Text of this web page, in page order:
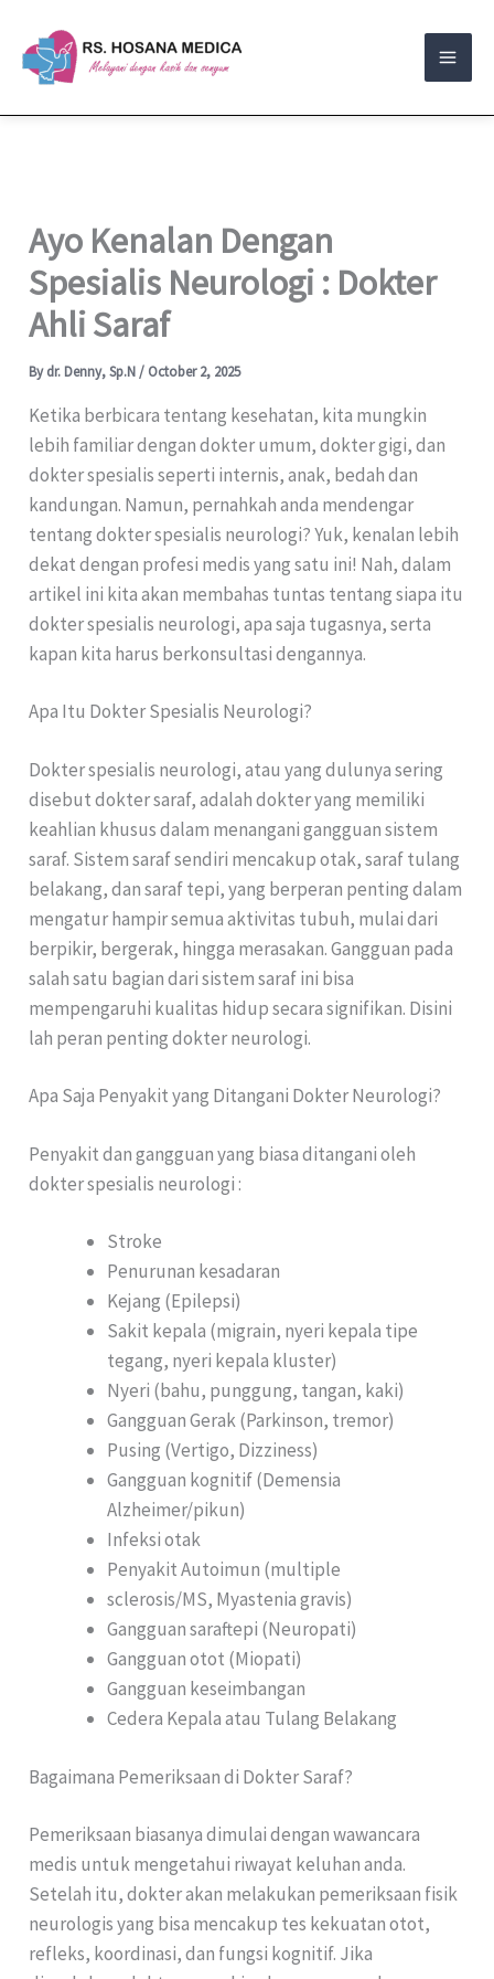
content
Ayo Kenalan Dengan
Spesialis Neurologi : Dokter
Ahli Saraf
Bydr. Denny, Sp.N/ October 2, 2025
Ketika berbicara tentang kesehatan, kita mungkin
lebih familiar dengan dokter umum, dokter gigi, dan
dokter spesialis seperti internis, anak, bedah dan
kandungan. Namun, pernahkah anda mendengar
tentang dokter spesialis neurologi? Yuk, kenalan lebih
dekat dengan profesi medis yang satu ini! Nah, dalam
artikel ini kita akan membahas tuntas tentang siapa itu
dokter spesialis neurologi, apa saja tugasnya, serta
kapan kita harus berkonsultasi dengannya.
Apa Itu Dokter Spesialis Neurologi?
Dokter spesialis neurologi, atau yang dulunya sering
disebut dokter saraf, adalah dokter yang memiliki
keahlian khusus dalam menangani gangguan sistem
saraf. Sistem saraf sendiri mencakup otak, saraf tulang
belakang, dan saraf tepi, yang berperan penting dalam
mengatur hampir semua aktivitas tubuh, mulai dari
berpikir, bergerak, hingga merasakan. Gangguan pada
salah satu bagian dari sistem saraf ini bisa
mempengaruhi kualitas hidup secara signifikan. Disini
lah peran penting dokter neurologi.
Apa Saja Penyakit yang Ditangani Dokter Neurologi?
Penyakit dan gangguan yang biasa ditangani oleh
dokter spesialis neurologi :
Stroke
Penurunan kesadaran
Kejang (Epilepsi)
Sakit kepala (migrain, nyeri kepala tipe
tegang, nyeri kepala kluster)
Nyeri (bahu, punggung, tangan, kaki)
Gangguan Gerak (Parkinson, tremor)
Pusing (Vertigo, Dizziness)
Gangguan kognitif (Demensia
Alzheimer/pikun)
Infeksi otak
Penyakit Autoimun (multiple
sclerosis/MS, Myastenia gravis)
Gangguan saraftepi (Neuropati)
Gangguan otot (Miopati)
Gangguan keseimbangan
Cedera Kepala atau Tulang Belakang
Bagaimana Pemeriksaan di Dokter Saraf?
Pemeriksaan biasanya dimulai dengan wawancara
medis untuk mengetahui riwayat keluhan anda.
Setelah itu, dokter akan melakukan pemeriksaan fisik
neurologis yang bisa mencakup tes kekuatan otot,
refleks, koordinasi, dan fungsi kognitif. Jika